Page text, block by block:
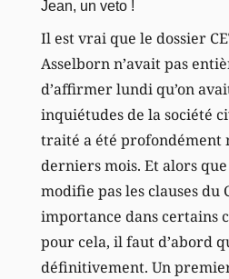
Jean, un veto !
Il est vrai que le dossier
Asselborn n’avait pas
d’affirmer lundi qu’on
inquiétudes de la société
traité a été profondément
derniers mois. Et alors
modifie pas les clauses du
importance dans certains
pour cela, il faut d’abord
définitivement. Un